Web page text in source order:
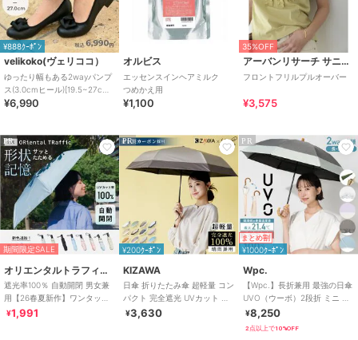
¥888ｸｰﾎﾟﾝ
velikoko(ヴェリココ）
ゆったり幅もある2wayパンプ
ス(3.0cmヒール)[19.5~27cm]
ラクチンきれいシューズ
¥6,990
オルビス
エッセンスインヘアミルク
つめかえ用
¥1,100
35%OFF
アーバンリサーチ サニーレーベル
フロントフリルプルオーバー
¥3,575
PR
期間限定SALE
オリエンタルトラフィック
遮光率100％ 自動開閉 男女兼
用【26春夏新作】ワンタッチ
晴雨兼用 折りたたみ傘 /G-
¥1,991
PR
¥200ｸｰﾎﾟﾝ
KIZAWA
日傘 折りたたみ傘 超軽量 コン
パクト 完全遮光 UVカット 晴
雨兼用 雨傘 6本骨 airy+
¥3,630
PR
まとめ割
¥1000ｸｰﾎﾟﾝ
Wpc.
【Wpc.】長折兼用 最強の日傘
UVO（ウーボ）2段折 ミニ 完
全遮光 遮熱 晴雨兼用 折りたた
¥8,250
2点以上で10%OFF